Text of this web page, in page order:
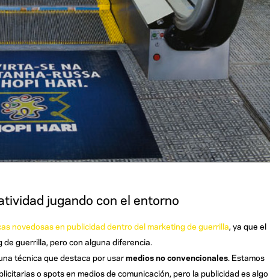
jugando con el entorno
novedosas en publicidad dentro del marketing de guerrilla, ya que el
guerrilla, pero con alguna diferencia.
técnica que destaca por usarmedios no convencionales. Estamos
o spots en medios de comunicación, pero la publicidad es algo